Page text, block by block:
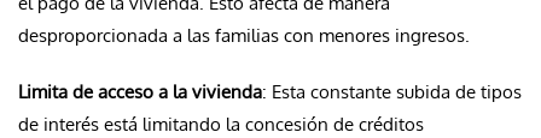
desproporcionada a las familias con menores ingresos.
Limita de acceso a la vivienda: Esta constante subida de tipos
de interés está limitando la concesión de créditos